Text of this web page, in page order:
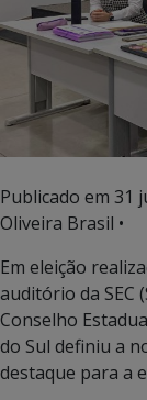
Publicado em 31
Oliveira Brasil •
Em eleição
auditório da SEC
Conselho
do Sul definiu a
destaque para a